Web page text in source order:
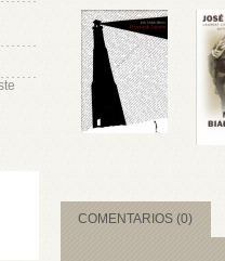
COMENTARIOS (0)